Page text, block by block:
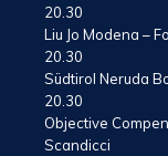
20.30
Liu Jo Modena –
20.30
Südtirol Neruda
20.30
Objective
Scandicci